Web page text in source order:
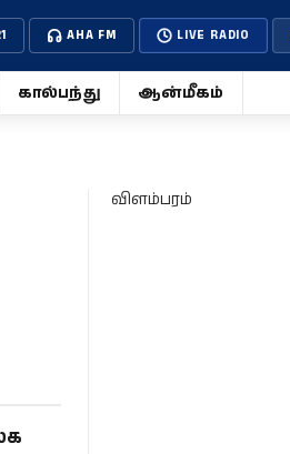
AHA FM LIVE RADIO
கால்பந்து ஆன்மீகம்
விளம்பரம்